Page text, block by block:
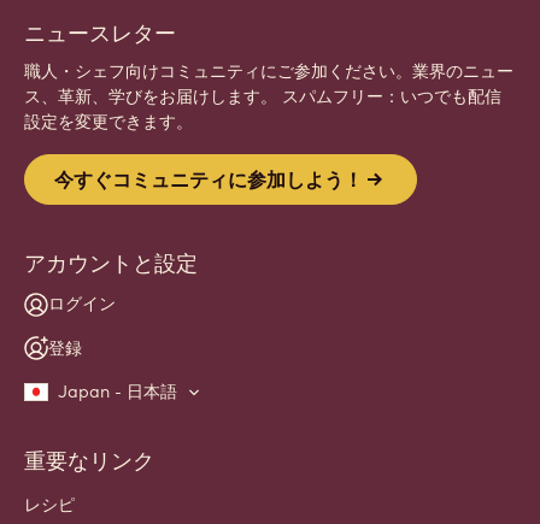
ニュースレター
職人・シェフ向けコミュニティにご参加ください。業界のニュー
ス、革新、学びをお届けします。 スパムフリー：いつでも配信
設定を変更できます。
今すぐコミュニティに参加しよう！
アカウントと設定
ログイン
登録
Japan - 日本語
Footer
Callebaut
重要なリンク
レシピ